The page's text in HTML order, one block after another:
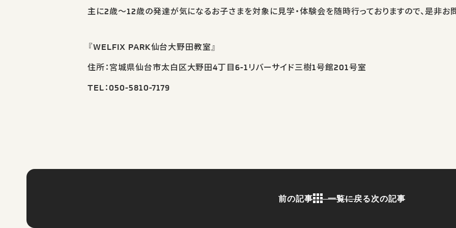
主に2歳～12歳の発達が気になるお子さまを対象に見学・体験会を随時行っておりますので、是非お
『WELFIX PARK仙台大野田教室』
住所：宮城県仙台市太白区大野田4丁目6-1リバーサイド三樹1号館201号室
TEL：050-5810-7179
前の記事 一覧に戻る次の記事